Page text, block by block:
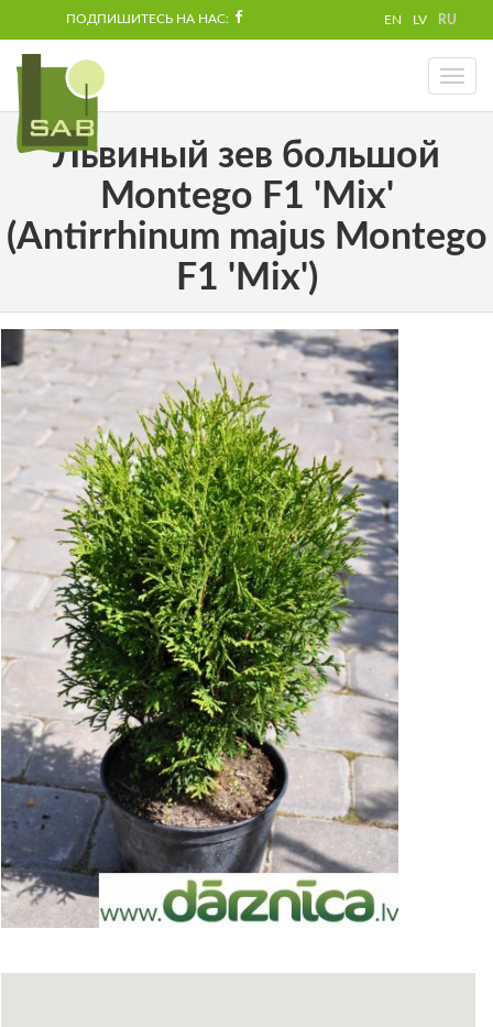
ПОДПИШИТЕСЬ НА НАС: EN LV RU
Toggle
Львиный зев большой
Montego F1 'Mix'
(Antirrhinum majus Montego
F1 'Mix')